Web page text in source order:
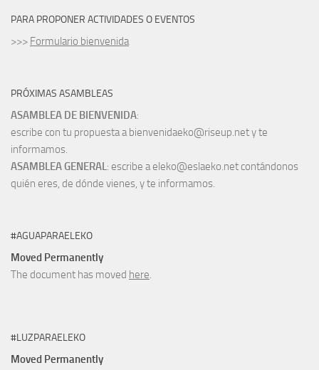
PARA PROPONER ACTIVIDADES O EVENTOS
>>> Formulario bienvenida
PRÓXIMAS ASAMBLEAS
ASAMBLEA DE BIENVENIDA:
escribe con tu propuesta a bienvenidaeko@riseup.net y te
informamos.
ASAMBLEA GENERAL: escribe a eleko@eslaeko.net contándonos
quién eres, de dónde vienes, y te informamos.
#AGUAPARAELEKO
Moved Permanently
The document has moved here.
#LUZPARAELEKO
Moved Permanently